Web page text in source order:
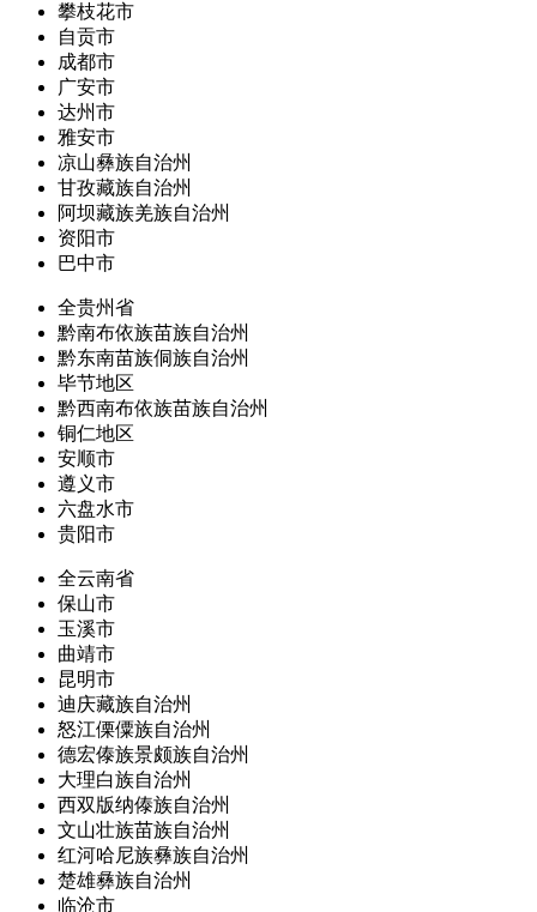
攀枝花市
自贡市
成都市
广安市
达州市
雅安市
凉山彝族自治州
甘孜藏族自治州
阿坝藏族羌族自治州
资阳市
巴中市
全贵州省
黔南布依族苗族自治州
黔东南苗族侗族自治州
毕节地区
黔西南布依族苗族自治州
铜仁地区
安顺市
遵义市
六盘水市
贵阳市
全云南省
保山市
玉溪市
曲靖市
昆明市
迪庆藏族自治州
怒江傈僳族自治州
德宏傣族景颇族自治州
大理白族自治州
西双版纳傣族自治州
文山壮族苗族自治州
红河哈尼族彝族自治州
楚雄彝族自治州
临沧市